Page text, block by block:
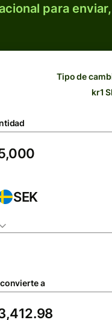
para
Tipo de
kr1
SEK
a